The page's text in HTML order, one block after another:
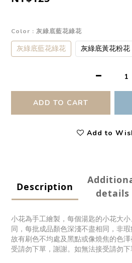
Color : 灰綠底藍花綠花
灰綠底藍花綠花 灰綠底黃花粉花
ADD TO CART
Add to
Description
details
小花為手工繪製，每個湯匙的小花大
同，每批成品顏色深淺不盡相同，非
故有刷色不均處及黑點或像燒焦的色
受請勿下單，謝謝。如無法接受請勿下